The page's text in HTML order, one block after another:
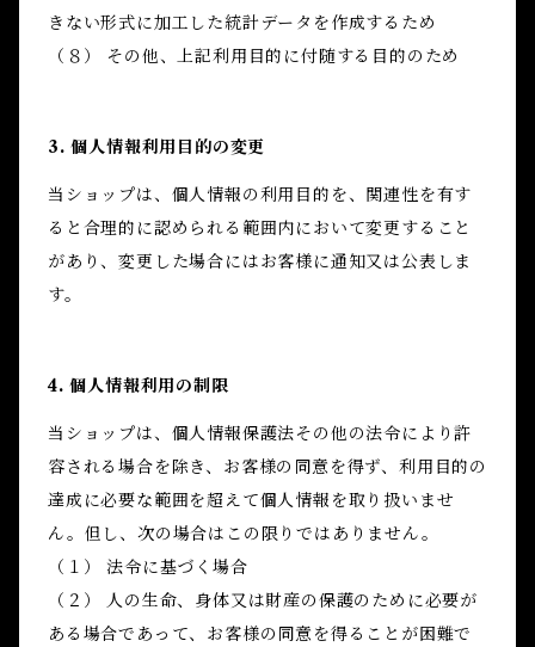
きない形式に加工した統計データを作成するため
（８） その他、上記利用目的に付随する目的のため
3. 個人情報利用目的の変更
当ショップは、個人情報の利用目的を、関連性を有す
ると合理的に認められる範囲内において変更すること
があり、変更した場合にはお客様に通知又は公表しま
す。
4. 個人情報利用の制限
当ショップは、個人情報保護法その他の法令により許
容される場合を除き、お客様の同意を得ず、利用目的の
達成に必要な範囲を超えて個人情報を取り扱いませ
ん。但し、次の場合はこの限りではありません。
（１） 法令に基づく場合
（２） 人の生命、身体又は財産の保護のために必要が
ある場合であって、お客様の同意を得ることが困難で